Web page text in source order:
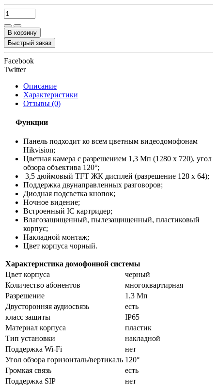
В корзину
Быстрый заказ
Facebook
Twitter
Описание
Характеристики
Отзывы (0)
Функции
Панель подходит ко всем цветным видеодомофонам
Hikvision;
Цветная камера с разрешением 1,3 Мп (1280 х 720), угол
обзора объектива 120°;
3,5 дюймовый TFT ЖК дисплей (разрешение 128 х 64);
Поддержка двунаправленных разговоров;
Диодная подсветка кнопок;
Ночное видение;
Встроенный IC картридер;
Влагозащищенный, пылезащищенный, пластиковый
корпус;
Накладной монтаж;
Цвет корпуса чорный.
Характеристика домофонной системы
Цвет корпуса
черный
Количество абонентов
многоквартирная
Разрешение
1,3 Мп
Двусторонняя аудиосвязь
есть
класс защиты
IP65
Материал корпуса
пластик
Тип установки
накладной
Поддержка Wi-Fi
нет
Угол обзора горизонталь/вертикаль 120°
Громкая связь
есть
Поддержка SIP
нет